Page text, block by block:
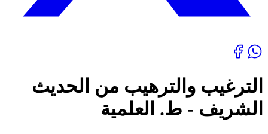
الترغيب والترهيب من الحديث
الشريف - ط. العلمية